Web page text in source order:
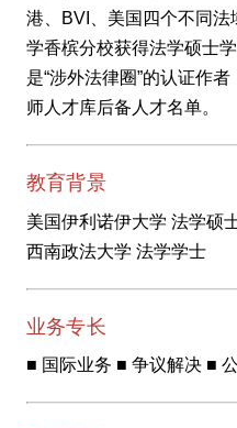
港、BVI、美国四个不同
学香槟分校获得法学硕士
是“涉外法律圈”的认证作
师人才库后备人才名单。
教育背景
美国伊利诺伊大学 法学硕
西南政法大学 法学学士
业务专长
■ 国际业务 ■ 争议解决 ■